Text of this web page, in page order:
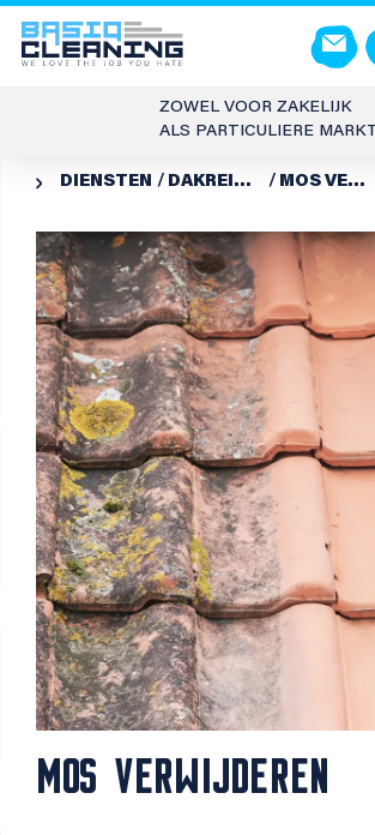
ZOWEL VOOR ZAKELIJK
ALS PARTICULIERE MARKT
 DIENSTEN DAKREINIGING EN -COATING MOS VERWIJDEREN
MOS VERWIJDEREN